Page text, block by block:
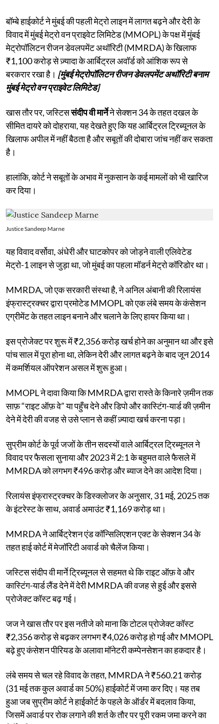
बॉम्बे हाईकोर्ट ने मुंबई की पहली मेट्रो लाइन में लागत बढ़ने और देरी के
विवाद में मुंबई मेट्रो वन प्राइवेट लिमिटेड (MMOPL) के पक्ष में मुंबई
मेट्रोपॉलिटन रीजन डेवलपमेंट अथॉरिटी (MMRDA) के खिलाफ
₹1,100 करोड़ से ज़्यादा के आर्बिट्रल अवॉर्ड को आंशिक रूप से
बरकरार रखा है। [मुंबई मेट्रोपॉलिटन रीजन डेवलपमेंट अथॉरिटी बनाम
मुंबई मेट्रो वन प्राइवेट लिमिटेड]
खास तौर पर, जस्टिससंदीप वी मार्नेने सेक्शन 34 के तहत दखल के
सीमित दायरे को दोहराया, यह देखते हुए कि यह आर्बिट्रल ट्रिब्यूनल के
खिलाफ अपील में नहीं बैठता है और सबूतों की दोबारा जांच नहीं कर सकता
है।
हालांकि, कोर्ट ने सबूतों के अभाव में नुकसान के कई मामलों को भी खारिज
कर दिया।
Justice Sandeep Marne
यह विवाद वर्सोवा, अंधेरी और घाटकोपर को जोड़ने वाली एलिवेटेड
मेट्रो-1 लाइन से जुड़ा था, जो मुंबई का पहला मॉडर्न मेट्रो कॉरिडोर था।
MMRDA, जो एक सरकारी संस्था है, ने अनिल अंबानी की रिलायंस
इंफ्रास्ट्रक्चर द्वारा प्रमोटेड MMOPL को एक लंबे समय के कंसेशन
एग्रीमेंट के तहत लाइन बनाने और चलाने के लिए हायर किया था।
इस प्रोजेक्ट पर शुरू में ₹2,356 करोड़ खर्च होने का अनुमान था और इसे
पांच साल में पूरा होना था, लेकिन देरी और लागत बढ़ने के बाद जून 2014
में कमर्शियल ऑपरेशन असल में शुरू हुआ।
MMOPL ने दावा किया कि MMRDA द्वारा रास्ते के किनारे ज़मीन तक
साफ़ “राइट ऑफ़ वे” या पहुँच देने और डिपो और कास्टिंग-यार्ड की ज़मीन
देने में देरी की वजह से उसे प्लान से कहीं ज़्यादा खर्च करना पड़ा।
सुप्रीम कोर्ट के पूर्व जजों के तीन सदस्यों वाले आर्बिट्रल ट्रिब्यूनल ने
विवाद पर फैसला सुनाया और 2023 में 2:1 के बहुमत वाले फैसले में
MMRDA को लगभग ₹496 करोड़ और ब्याज देने का आदेश दिया।
रिलायंस इंफ्रास्ट्रक्चर के डिस्क्लोजर के अनुसार, 31 मई, 2025 तक
के इंटरेस्ट के साथ, अवार्ड अमाउंट ₹1,169 करोड़ था।
MMRDA ने आर्बिट्रेशन एंड कॉन्सिलिएशन एक्ट के सेक्शन 34 के
तहत हाई कोर्ट में मेजॉरिटी अवार्ड को चैलेंज किया।
जस्टिस संदीप वी मार्ने ट्रिब्यूनल से सहमत थे कि राइट ऑफ़ वे और
कास्टिंग-यार्ड लैंड देने में देरी MMRDA की वजह से हुई और इससे
प्रोजेक्ट कॉस्ट बढ़ गई।
जज ने खास तौर पर इस नतीजे को माना कि टोटल प्रोजेक्ट कॉस्ट
₹2,356 करोड़ से बढ़कर लगभग ₹4,026 करोड़ हो गई और MMOPL
बढ़े हुए कंसेशन पीरियड के अलावा मॉनेटरी कम्पेनसेशन का हकदार है।
लंबे समय से चल रहे विवाद के तहत, MMRDA ने ₹560.21 करोड़
(31 मई तक कुल अवार्ड का 50%) हाईकोर्ट में जमा कर दिए। यह तब
हुआ जब सुप्रीम कोर्ट ने हाईकोर्ट के पहले के ऑर्डर में बदलाव किया,
जिसमें अवार्ड पर रोक लगाने की शर्त के तौर पर पूरी रकम जमा करने का